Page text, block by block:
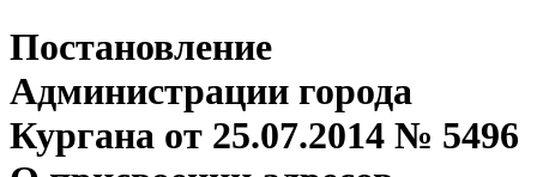
Постановление
Администрации города
Кургана от 25.07.2014 № 5496